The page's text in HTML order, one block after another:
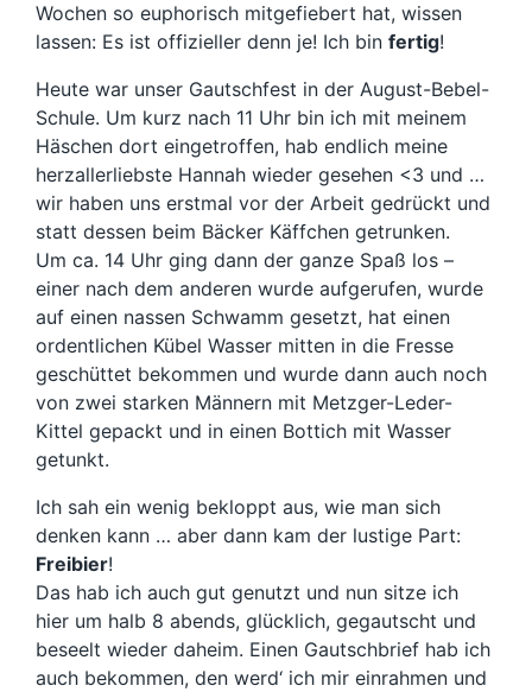
Wochen so euphorisch mitgefiebert hat, wissen
lassen: Es ist offizieller denn je! Ich bin fertig!
Heute war unser Gautschfest in der August-Bebel-
Schule. Um kurz nach 11 Uhr bin ich mit meinem
Häschen dort eingetroffen, hab endlich meine
herzallerliebste Hannah wieder gesehen <3 und …
wir haben uns erstmal vor der Arbeit gedrückt und
statt dessen beim Bäcker Käffchen getrunken.
Um ca. 14 Uhr ging dann der ganze Spaß los –
einer nach dem anderen wurde aufgerufen, wurde
auf einen nassen Schwamm gesetzt, hat einen
ordentlichen Kübel Wasser mitten in die Fresse
geschüttet bekommen und wurde dann auch noch
von zwei starken Männern mit Metzger-Leder-
Kittel gepackt und in einen Bottich mit Wasser
getunkt.
Ich sah ein wenig bekloppt aus, wie man sich
denken kann … aber dann kam der lustige Part:
Freibier!
Das hab ich auch gut genutzt und nun sitze ich
hier um halb 8 abends, glücklich, gegautscht und
beseelt wieder daheim. Einen Gautschbrief hab ich
auch bekommen, den werd‘ ich mir einrahmen und